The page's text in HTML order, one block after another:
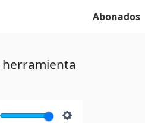
Abonados
herramienta